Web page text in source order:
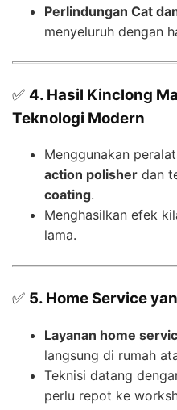
Perlindungan Cat
menyeluruh dengan
✅ 4. Hasil Kinclong
Teknologi Modern
Menggunakan
action polisher dan
coating.
Menghasilkan efek
lama.
✅ 5. Home Service
Layanan home
langsung di rumah
Teknisi datang
perlu repot ke